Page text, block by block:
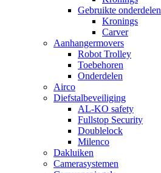
Gebruikte onderdelen
Kronings
Carver
Aanhangermovers
Robot Trolley
Toebehoren
Onderdelen
Airco
Diefstalbeveiliging
AL-KO safety
Fullstop Security
Doublelock
Milenco
Dakluiken
Camerasystemen